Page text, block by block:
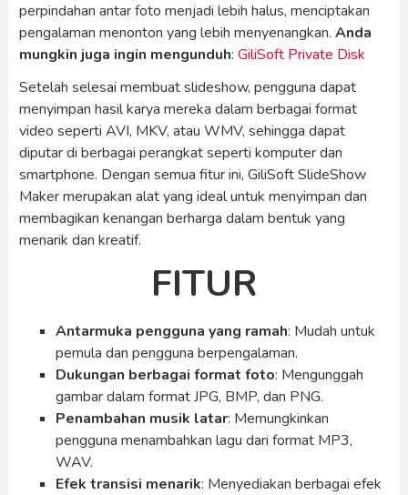
perpindahan antar foto menjadi lebih halus, menciptakan
pengalaman menonton yang lebih menyenangkan. Anda
mungkin juga ingin mengunduh: GiliSoft Private Disk
Setelah selesai membuat slideshow, pengguna dapat
menyimpan hasil karya mereka dalam berbagai format
video seperti AVI, MKV, atau WMV, sehingga dapat
diputar di berbagai perangkat seperti komputer dan
smartphone. Dengan semua fitur ini, GiliSoft SlideShow
Maker merupakan alat yang ideal untuk menyimpan dan
membagikan kenangan berharga dalam bentuk yang
menarik dan kreatif.
FITUR
Antarmuka pengguna yang ramah: Mudah untuk
pemula dan pengguna berpengalaman.
Dukungan berbagai format foto: Mengunggah
gambar dalam format JPG, BMP, dan PNG.
Penambahan musik latar: Memungkinkan
pengguna menambahkan lagu dari format MP3,
WAV.
Efek transisi menarik: Menyediakan berbagai efek